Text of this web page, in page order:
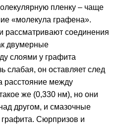
пленку – чаще
«молекула графена».
рассматривают соединения
двумерные
слоями у графита
слабая, он оставляет след
расстояние между
же (0,330 нм), но они
другом, и смазочные
Сюрпризов и